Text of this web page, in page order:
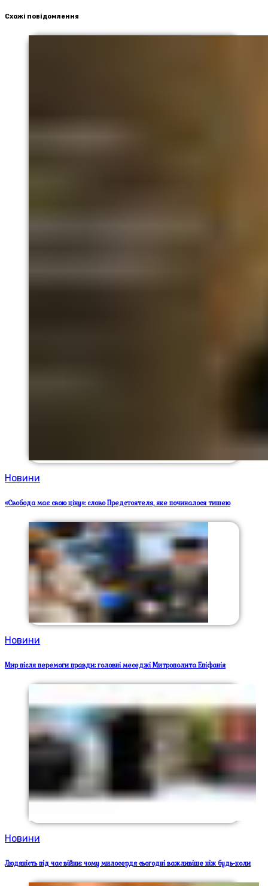
Схожі повідомлення
Новини
«Свобода має свою ціну»: слово Предстоятеля, яке починалося тишею
Новини
Мир після перемоги правди: головні меседжі Митрополита Епіфанія
Новини
Людяність під час війни: чому милосердя сьогодні важливіше ніж будь-коли